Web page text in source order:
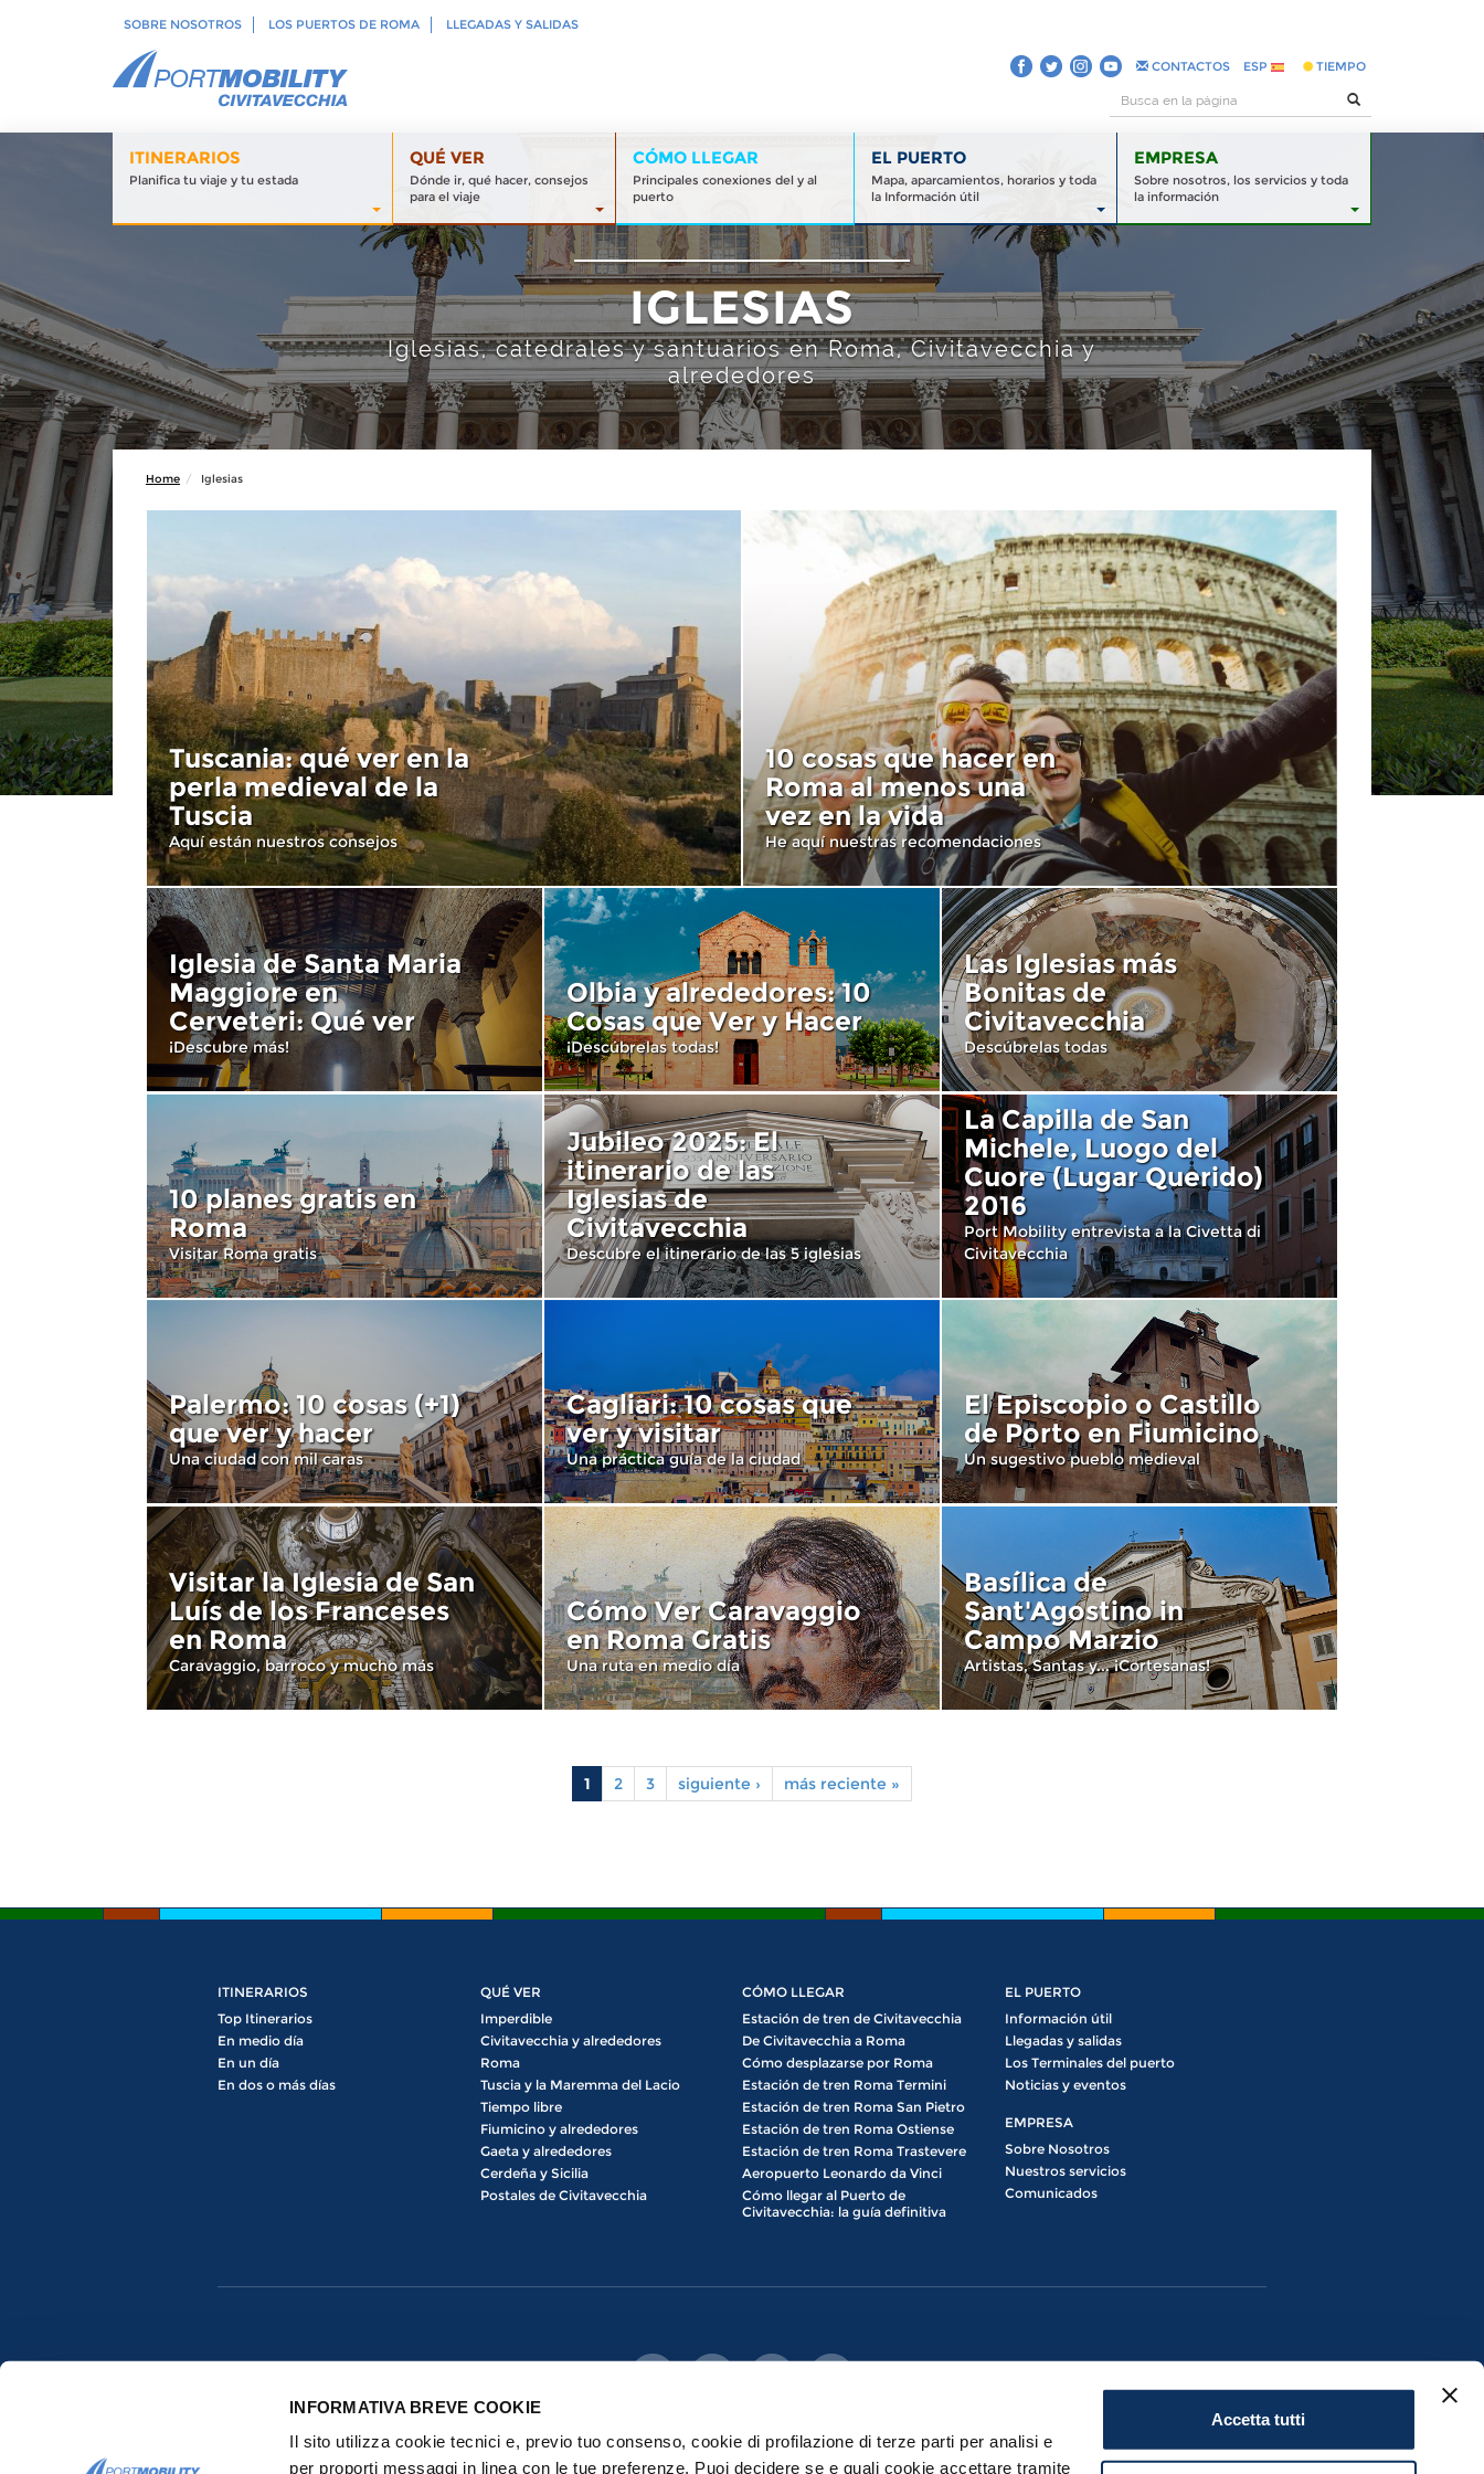
INFORMATIVA BREVE COOKIE
Il sito utilizza cookie tecnici e, previo tuo consenso, cookie di profilazione di terze parti per analisi e
per proporti messaggi in linea con le tue preferenze. Puoi decidere se e quali cookie accettare tramite
Accetta tutti
SOBRE NOSOTROS LOS PUERTOS DE ROMA LLEGADAS Y SALIDAS
CONTACTOS ESP TIEMPO
ITINERARIOS
Planifica tu viaje y tu estada
QUÉ VER
Dónde ir, qué hacer, consejos
para el viaje
CÓMO LLEGAR
Principales conexiones del y al
puerto
EL PUERTO
Mapa, aparcamientos, horarios y toda
la Información útil
EMPRESA
Sobre nosotros, los servicios y toda
la información
IGLESIAS
Iglesias, catedrales y santuarios en Roma, Civitavecchia y
alrededores
Home Iglesias
Tuscania: qué ver en la
perla medieval de la
Tuscia
Aquí están nuestros consejos
10 cosas que hacer en
Roma al menos una
vez en la vida
He aquí nuestras recomendaciones
Iglesia de Santa Maria
Maggiore en
Cerveteri: Qué ver
¡Descubre más!
Olbia y alrededores: 10
Cosas que Ver y Hacer
¡Descúbrelas todas!
Las Iglesias más
Bonitas de
Civitavecchia
Descúbrelas todas
10 planes gratis en
Roma
Visitar Roma gratis
Jubileo 2025: El
itinerario de las
Iglesias de
Civitavecchia
Descubre el itinerario de las 5 iglesias
La Capilla de San
Michele, Luogo del
Cuore (Lugar Querido)
2016
Port Mobility entrevista a la Civetta di
Civitavecchia
Palermo: 10 cosas (+1)
que ver y hacer
Una ciudad con mil caras
Cagliari: 10 cosas que
ver y visitar
Una práctica guía de la ciudad
El Episcopio o Castillo
de Porto en Fiumicino
Un sugestivo pueblo medieval
Visitar la Iglesia de San
Luís de los Franceses
en Roma
Caravaggio, barroco y mucho más
Cómo Ver Caravaggio
en Roma Gratis
Una ruta en medio día
Basílica de
Sant'Agostino in
Campo Marzio
Artistas, Santas y... ¡Cortesanas!
1 2 3 siguiente › más reciente »
ITINERARIOS
Top Itinerarios
En medio día
En un día
En dos o más días
QUÉ VER
Imperdible
Civitavecchia y alrededores
Roma
Tuscia y la Maremma del Lacio
Tiempo libre
Fiumicino y alrededores
Gaeta y alrededores
Cerdeña y Sicilia
Postales de Civitavecchia
CÓMO LLEGAR
Estación de tren de Civitavecchia
De Civitavecchia a Roma
Cómo desplazarse por Roma
Estación de tren Roma Termini
Estación de tren Roma San Pietro
Estación de tren Roma Ostiense
Estación de tren Roma Trastevere
Aeropuerto Leonardo da Vinci
Cómo llegar al Puerto de
Civitavecchia: la guía definitiva
EL PUERTO
Información útil
Llegadas y salidas
Los Terminales del puerto
Noticias y eventos
EMPRESA
Sobre Nosotros
Nuestros servicios
Comunicados